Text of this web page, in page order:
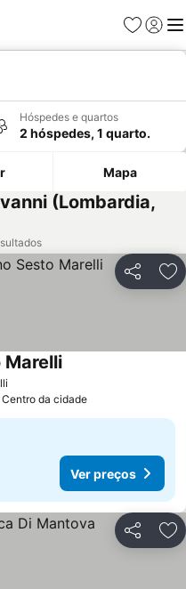
Favoritos
Iniciar
Hóspedes e quartos
2 hóspedes, 1 quarto.
Mapa
(Lombardia,
Partilhar
Marelli
Centro da cidade
Ver preços
Partilhar